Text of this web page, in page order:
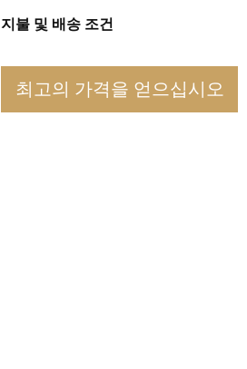
지불 및 배송 조건
최고의 가격을 얻으십시오